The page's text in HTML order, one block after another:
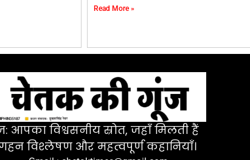
Read More »
विश्वसनीय स्रोत, जहाँ मिलती हैं
विश्लेषण और महत्वपूर्ण कहानियाँ।